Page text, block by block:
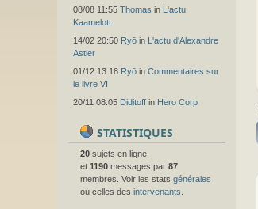
08/08 11:55 Thomas in L'actu
Kaamelott
14/02 20:50 Ryō in L'actu d'Alexandre
Astier
01/12 13:18 Ryō in Commentaires sur
le livre VI
20/11 08:05 Diditoff in Hero Corp
STATISTIQUES
20 sujets en ligne,
et 1190 messages par 87
membres. Voir les stats générales
ou celles des intervenants